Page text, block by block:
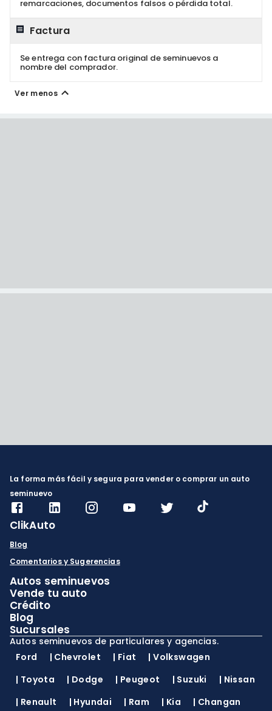
remarcaciones, documentos falsos o pérdida total.
Factura
Se entrega con factura original de seminuevos a
nombre del comprador.
Ver menos
La forma más fácil y segura para vender o comprar un auto
seminuevo
ClikAuto
Blog
Comentarios y Sugerencias
Autos seminuevos
Vende tu auto
Crédito
Blog
Sucursales
Autos seminuevos de particulares y agencias.
Ford
| Chevrolet | Fiat |Volkswagen
| Toyota | Dodge | Peugeot | Suzuki | Nissan
| Renault | Hyundai | Ram | Kia | Changan